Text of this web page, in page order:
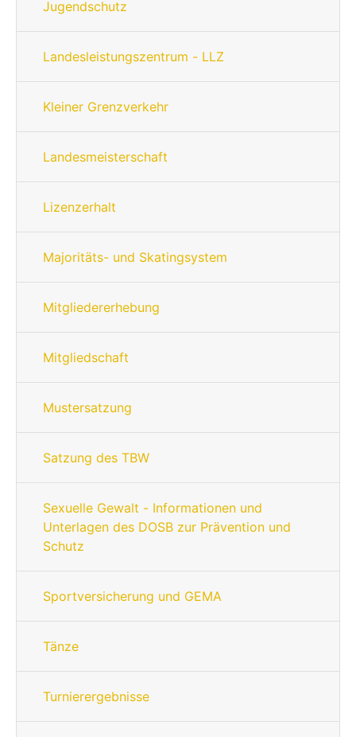
Jugendschutz
Landesleistungszentrum - LLZ
Kleiner Grenzverkehr
Landesmeisterschaft
Lizenzerhalt
Majoritäts- und Skatingsystem
Mitgliedererhebung
Mitgliedschaft
Mustersatzung
Satzung des TBW
Sexuelle Gewalt - Informationen und
Unterlagen des DOSB zur Prävention und
Schutz
Sportversicherung und GEMA
Tänze
Turnierergebnisse